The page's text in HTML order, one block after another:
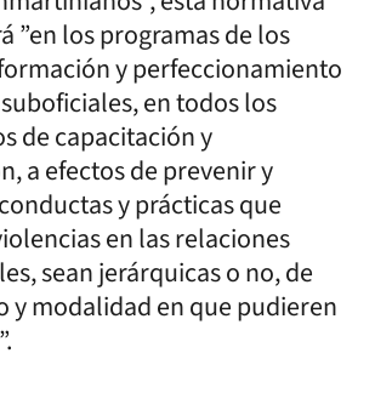
”en los programas de los
y perfeccionamiento
en todos los
de capacitación y
a efectos de prevenir y
y prácticas que
en las relaciones
sean jerárquicas o no, de
y modalidad en que pudieren